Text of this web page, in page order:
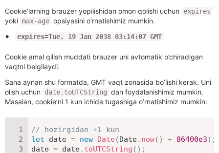
Cookie’larning brauzer yopilishidan omon qolishi uchun
expires
yoki max-age opsiyasini o’rnatishimiz mumkin.
expires=Tue, 19 Jan 2038 03:14:07 GMT
Cookie amal qilish muddati brauzer uni avtomatik o’chiradigan
vaqtni belgilaydi.
Sana aynan shu formatda, GMT vaqt zonasida bo’lishi kerak. Uni
olish uchun
date.toUTCString dan foydalanishimiz mumkin.
Masalan, cookie’ni 1 kun ichida tugashiga o’rnatishimiz mumkin:
// hozirgidan +1 kun
let date = new Date (Date. now( ) + 86400e3) ;
date = date. toUTCString ( ) ;